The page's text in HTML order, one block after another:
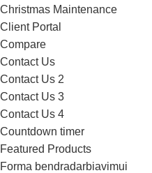
Christmas Maintenance
Client Portal
Compare
Contact Us
Contact Us 2
Contact Us 3
Contact Us 4
Countdown timer
Featured Products
Forma bendradarbiavimui